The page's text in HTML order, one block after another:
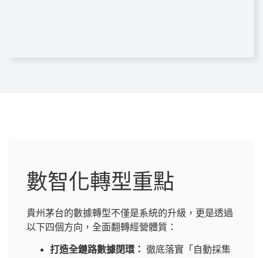
數智化轉型重點
貴州茅台的數據轉型不僅是系統的升級，更是透過
以下四個方向，全面翻轉經營體質：
打造全鏈路數據閉環： 徹底落實「自動採集